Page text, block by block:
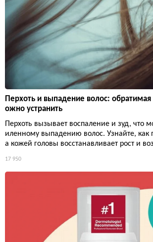
Перхоть и выпадение волос: обратимая
ожно устранить
Перхоть вызывает воспаление и зуд, что
иленному выпадению волос. Узнайте, как
а кожей головы восстанавливает рост и
17 950